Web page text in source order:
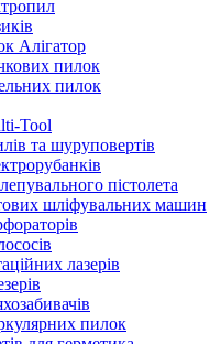
Алігатор
пилок
пилок
Tool
та шуруповертів
пістолета
шліфувальних машин
лазерів
пилок